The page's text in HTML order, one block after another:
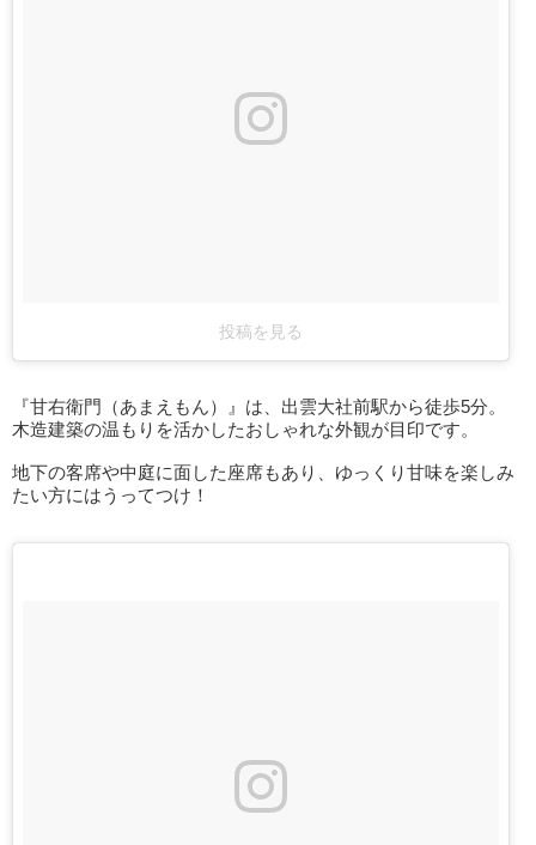
投稿を見る
『甘右衛門（あまえもん）』は、出雲大社前駅から徒歩5分。
木造建築の温もりを活かしたおしゃれな外観が目印です。
地下の客席や中庭に面した座席もあり、ゆっくり甘味を楽しみ
たい方にはうってつけ！